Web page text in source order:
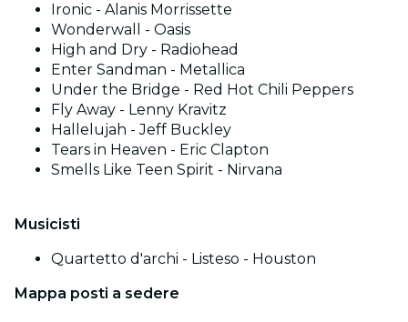
Ironic - Alanis Morrissette
Wonderwall - Oasis
High and Dry - Radiohead
Enter Sandman - Metallica
Under the Bridge - Red Hot Chili Peppers
Fly Away - Lenny Kravitz
Hallelujah - Jeff Buckley
Tears in Heaven - Eric Clapton
Smells Like Teen Spirit - Nirvana
Musicisti
Quartetto d'archi - Listeso - Houston
Mappa posti a sedere